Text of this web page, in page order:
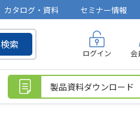
カタログ・資料 セミナー情報
検索
ログイン 会
製品資料ダウンロード